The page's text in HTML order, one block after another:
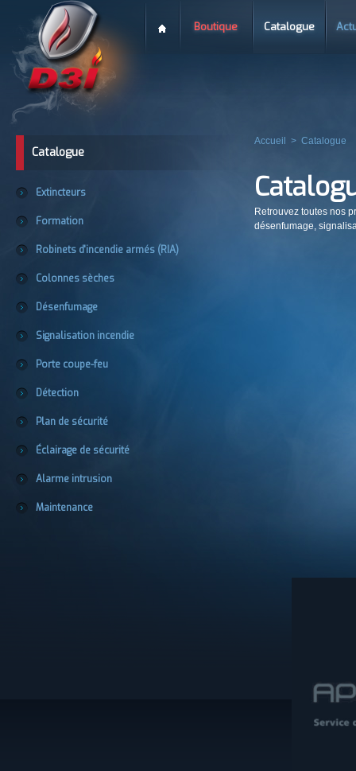
Boutique Catalogue
Catalogue
Extincteurs
Formation
Robinets d'incendie armés (RIA)
Colonnes sèches
Désenfumage
Signalisation incendie
Porte coupe-feu
Détection
Plan de sécurité
Éclairage de sécurité
Alarme intrusion
Maintenance
Accueil > Catalogue
Retrouvez toutes nos
désenfumage,